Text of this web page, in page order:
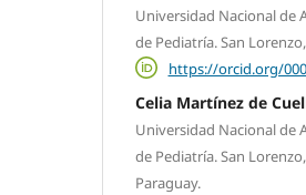
Universidad Nacional de
de Pediatría. San
https://orcid.org/
Celia Martínez de
Universidad Nacional de
de Pediatría. San
Paraguay.